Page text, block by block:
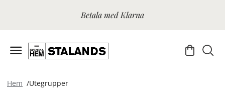
Betala med Klarna
Hem Utegrupper